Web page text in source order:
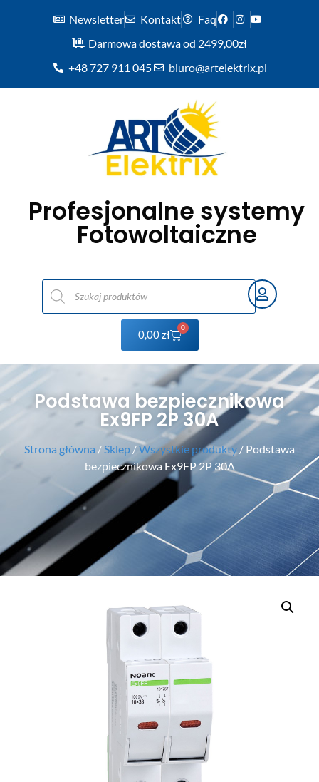
Newsletter Kontakt
Faq
Darmowa dostawa od 2499,00zł
+48 727 911 045
biuro@artelektrix.pl
Profesjonalne systemy
Fotowoltaiczne
0,00zł
0
Podstawa bezpiecznikowa
Ex9FP 2P 30A
Strona główna / Sklep /Wszystkie produkty / Podstawa
bezpiecznikowa Ex9FP 2P 30A